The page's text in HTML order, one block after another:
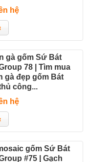
hệ
gà gốm Sứ Bát
78 | Tìm mua
gà đẹp gốm Bát
công...
hệ
gốm Sứ Bát
#75 | Gạch